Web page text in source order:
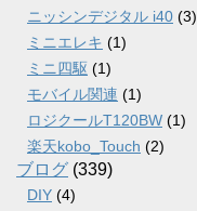
ニッシンデジタル i40 (3)
ミニエレキ (1)
ミニ四駆 (1)
モバイル関連 (1)
ロジクールT120BW (1)
楽天kobo_Touch (2)
ブログ (339)
DIY (4)